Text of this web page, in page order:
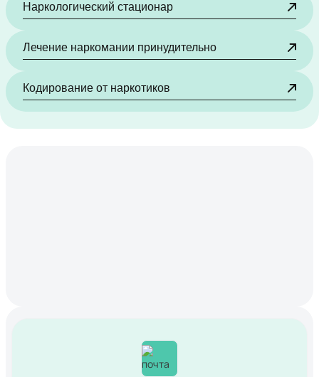
Наркологический стационар
Лечение наркомании принудительно
Кодирование от наркотиков